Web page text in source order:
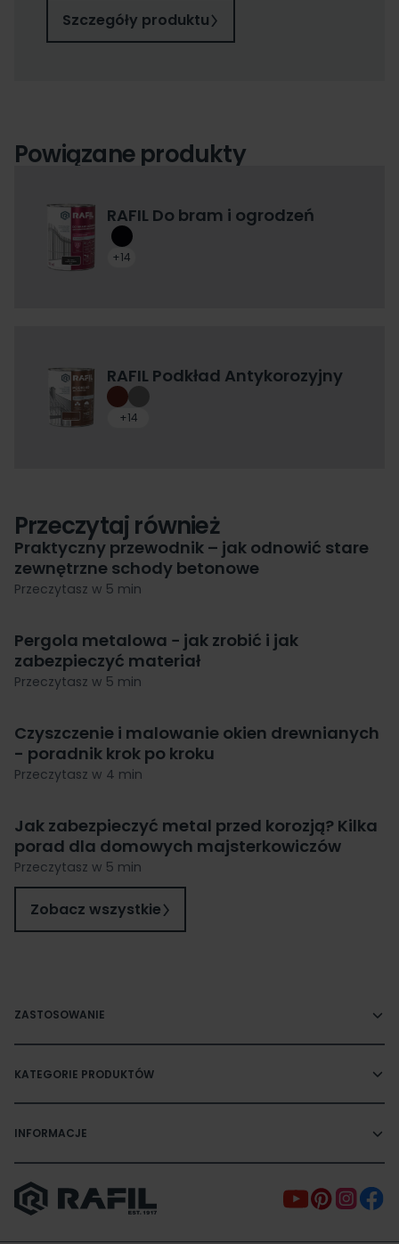
Szczegóły produktu
Powiązane produkty
RAFIL Do bram i ogrodzeń
+14
RAFIL Podkład Antykorozyjny
+14
Przeczytaj również
Praktyczny przewodnik – jak odnowić stare
zewnętrzne schody betonowe
Przeczytasz w 5 min
Pergola metalowa − jak zrobić i jak
zabezpieczyć materiał
Przeczytasz w 5 min
Czyszczenie i malowanie okien drewnianych
- poradnik krok po kroku
Przeczytasz w 4 min
Jak zabezpieczyć metal przed korozją? Kilka
porad dla domowych majsterkowiczów
Przeczytasz w 5 min
Zobacz wszystkie
ZASTOSOWANIE
KATEGORIE PRODUKTÓW
INFORMACJE